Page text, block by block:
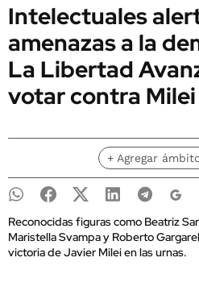
Intelectuales
amenazas a la
La Libertad
votar contra Milei
+ Agregar
Reconocidas figuras como Beatriz
Maristella Svampa y Roberto
victoria de Javier Milei en las urnas.